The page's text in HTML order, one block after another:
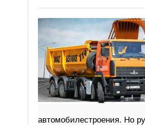
автомобилестроения. Но